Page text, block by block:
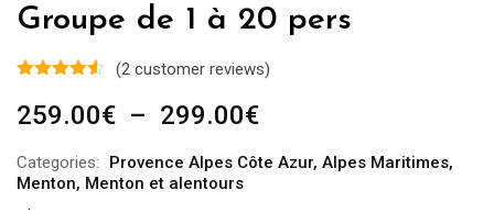
Groupe de 1 à 20 pers
(2 customer reviews)
259.00€ – 299.00€Plage
prix :
Categories: Provence Alpes Côte Azur, Alpes Maritimes,
Menton, Menton et alentours